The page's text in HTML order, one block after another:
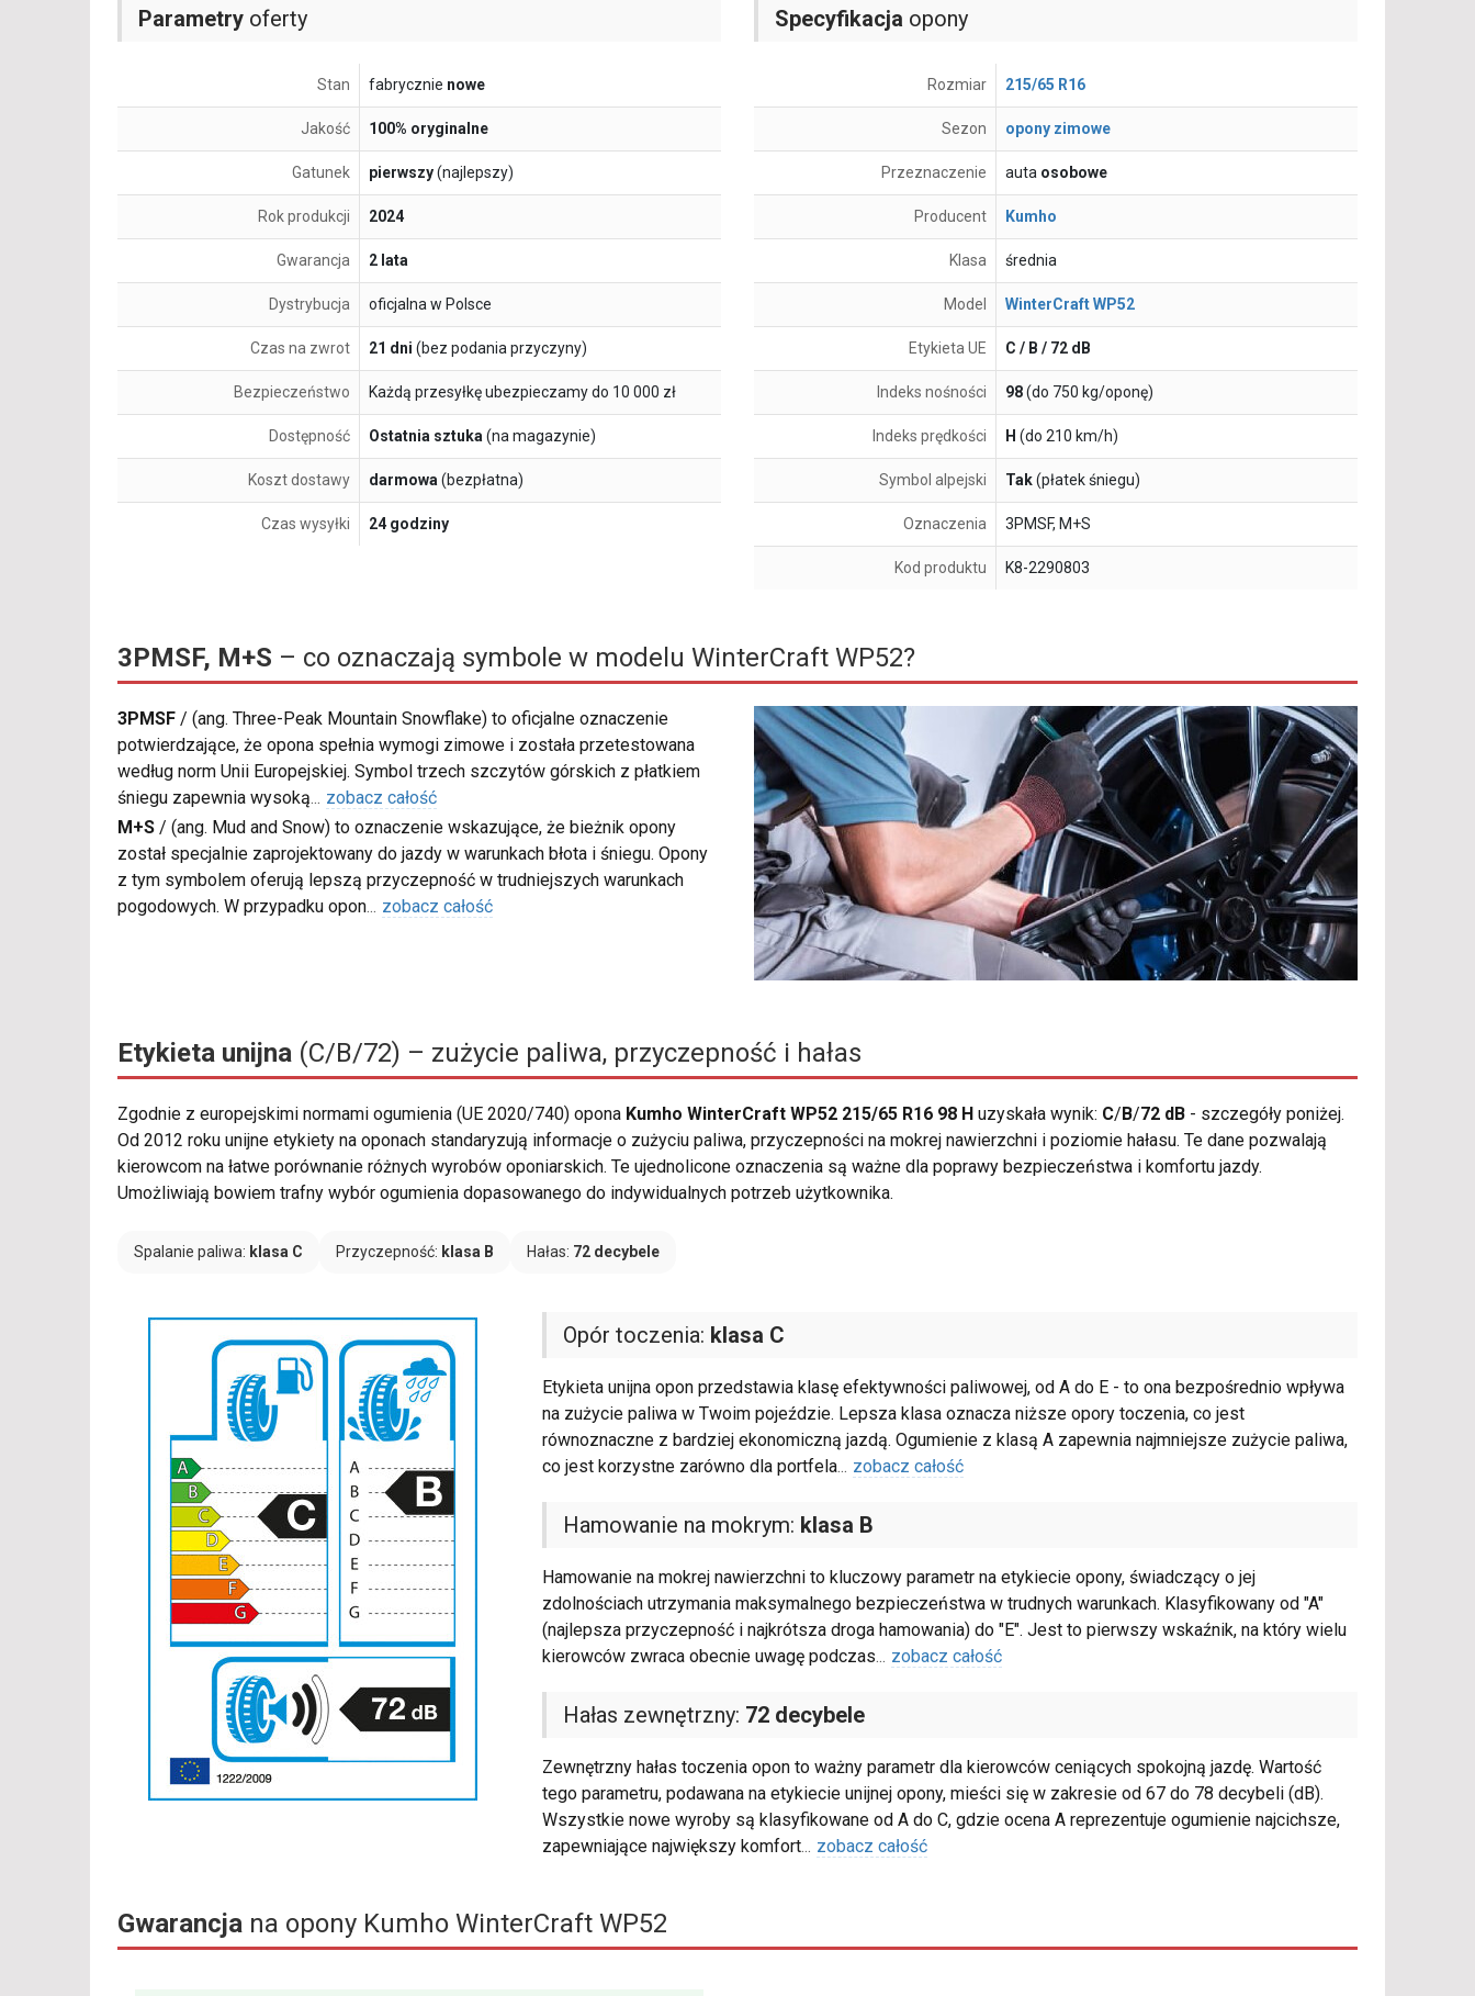
Parametry oferty
Stan fabrycznie nowe
Jakość 100% oryginalne
Gatunek pierwszy(najlepszy)
Rok produkcji 2024
Gwarancja 2 lata
Dystrybucja oficjalna w Polsce
Czas na zwrot 21 dni (bez podania przyczyny)
Bezpieczeństwo Każdą przesyłkę ubezpieczamy do 10 000 zł
Dostępność Ostatnia sztuka(na magazynie)
Koszt dostawy darmowa(bezpłatna)
Czas wysyłki 24 godziny
Specyfikacja opony
Rozmiar 215/65 R16
Sezon opony zimowe
Przeznaczenie auta osobowe
Producent Kumho
Klasa średnia
Model WinterCraft WP52
Etykieta UE C / B / 72 dB
Indeks nośności 98(do 750 kg/oponę)
Indeks prędkości H (do 210 km/h)
Symbol alpejski Tak(płatek śniegu)
Oznaczenia 3PMSF, M+S
Kod produktu K8-2290803
3PMSF, M+S – co oznaczają symbole w modelu WinterCraft WP52?
3PMSF / (ang. Three-Peak Mountain Snowflake) to oficjalne oznaczenie
potwierdzające, że opona spełnia wymogi zimowe i została przetestowana
według norm Unii Europejskiej. Symbol trzech szczytów górskich z płatkiem
śniegu zapewnia wysoką... zobacz całość
M+S / (ang. Mud and Snow) to oznaczenie wskazujące, że bieżnik opony
został specjalnie zaprojektowany do jazdy w warunkach błota i śniegu. Opony
z tym symbolem oferują lepszą przyczepność w trudniejszych warunkach
pogodowych. W przypadku opon... zobacz całość
Etykieta unijna (C/B/72) – zużycie paliwa, przyczepność i hałas
Zgodnie z europejskimi normami ogumienia (UE 2020/740) opona Kumho WinterCraft WP52 215/65 R16 98 H uzyskała wynik: C/ B/72 dB - szczegóły poniżej.
Od 2012 roku unijne etykiety na oponach standaryzują informacje o zużyciu paliwa, przyczepności na mokrej nawierzchni i poziomie hałasu. Te dane pozwalają
kierowcom na łatwe porównanie różnych wyrobów oponiarskich. Te ujednolicone oznaczenia są ważne dla poprawy bezpieczeństwa i komfortu jazdy.
Umożliwiają bowiem trafny wybór ogumienia dopasowanego do indywidualnych potrzeb użytkownika.
Spalanie paliwa: klasa C Przyczepność: klasa B Hałas: 72 decybele
Opór toczenia: klasa C
Etykieta unijna opon przedstawia klasę efektywności paliwowej, od A do E - to ona bezpośrednio wpływa
na zużycie paliwa w Twoim pojeździe. Lepsza klasa oznacza niższe opory toczenia, co jest
równoznaczne z bardziej ekonomiczną jazdą. Ogumienie z klasą A zapewnia najmniejsze zużycie paliwa,
co jest korzystne zarówno dla portfela... zobacz całość
Hamowanie na mokrym: klasa B
Hamowanie na mokrej nawierzchni to kluczowy parametr na etykiecie opony, świadczący o jej
zdolnościach utrzymania maksymalnego bezpieczeństwa w trudnych warunkach. Klasyfikowany od "A"
(najlepsza przyczepność i najkrótsza droga hamowania) do "E". Jest to pierwszy wskaźnik, na który wielu
kierowców zwraca obecnie uwagę podczas... zobacz całość
Hałas zewnętrzny: 72 decybele
Zewnętrzny hałas toczenia opon to ważny parametr dla kierowców ceniących spokojną jazdę. Wartość
tego parametru, podawana na etykiecie unijnej opony, mieści się w zakresie od 67 do 78 decybeli (dB).
Wszystkie nowe wyroby są klasyfikowane od A do C, gdzie ocena A reprezentuje ogumienie najcichsze,
zapewniające największy komfort... zobacz całość
Gwarancja na opony Kumho WinterCraft WP52